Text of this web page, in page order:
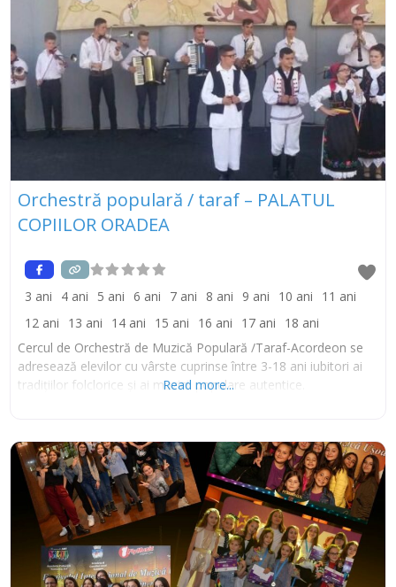
Orchestră populară / taraf – PALATUL
COPIILOR ORADEA
3 ani 4 ani 5 ani 6 ani 7 ani 8 ani 9 ani 10 ani
11 ani
12 ani
13 ani 14 ani 15 ani 16 ani 17 ani
18 ani
Cercul de Orchestră de Muzică Populară /Taraf-Acordeon se
adresează elevilor cu vârste cuprinse între 3-18 ani iubitori ai
tradițiilor folclorice și ai muzicii populare autentice.
Read more...